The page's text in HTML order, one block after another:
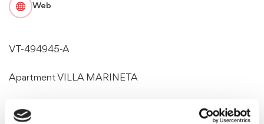
Web
VT-494945-A
Apartment VILLA MARINETA